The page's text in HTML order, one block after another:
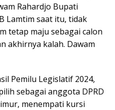
Rahardjo Bupati
Lamtim saat itu, tidak
tetap maju sebagai calon
akhirnya kalah. Dawam
Pemilu Legislatif 2024,
sebagai anggota DPRD
menempati kursi